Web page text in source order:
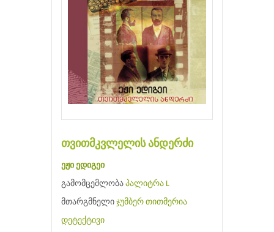
თვითმკვლელის ანდერძი
ეჟი ედიგეი
გამომცემლობა პალიტრა L
მთარგმნელი ჯუმბერ თითმერია
დეტექტივი